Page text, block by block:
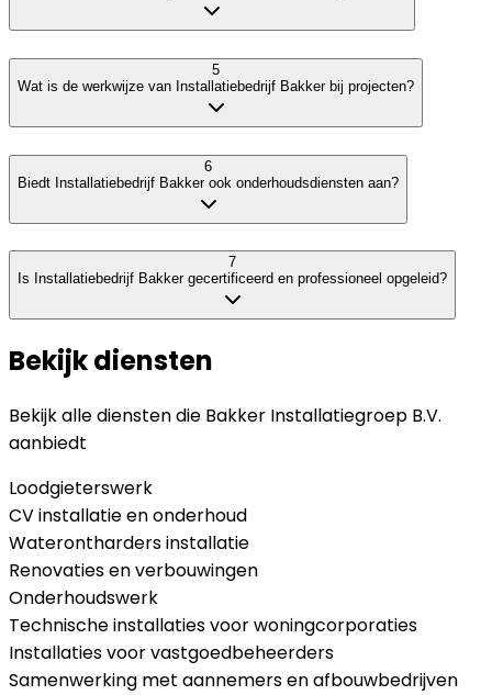
5
Wat is de werkwijze van Installatiebedrijf Bakker bij projecten?
6
Biedt Installatiebedrijf Bakker ook onderhoudsdiensten aan?
7
Is Installatiebedrijf Bakker gecertificeerd en professioneel opgeleid?
Bekijk diensten
Bekijk alle diensten die Bakker Installatiegroep B.V.
aanbiedt
Loodgieterswerk
CV installatie en onderhoud
Waterontharders installatie
Renovaties en verbouwingen
Onderhoudswerk
Technische installaties voor woningcorporaties
Installaties voor vastgoedbeheerders
Samenwerking met aannemers en afbouwbedrijven